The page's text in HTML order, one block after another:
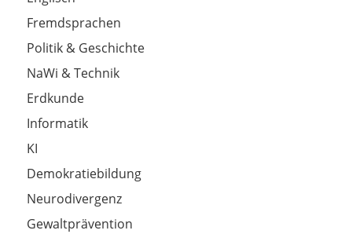
Fremdsprachen
Politik & Geschichte
NaWi & Technik
Erdkunde
Informatik
KI
Demokratiebildung
Neurodivergenz
Gewaltprävention